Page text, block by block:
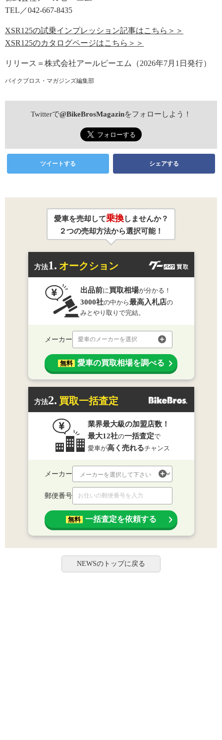
TEL／042-667-8435
XSR125の試乗インプレッション記事はこちら＞＞
XSR125のカタログページはこちら＞＞
リリース＝株式会社アールピーエム（2026年7月1日発行）
バイクブロス・マガジンズ編集部
Twitterで@BikeBrosMagazinをフォローしよう！
ツイートする シェアする
愛車を売却して乗換しませんか？
２つの売却方法から選択可能！
方法1. オークション
出品前に買取相場が分かる！
3000社の中から最高入札店の
みとやり取りで完結。
メーカー 愛車のメーカーを選択
無料 愛車の買取相場を調べる
方法2. 買取一括査定
業界最大級の加盟店数！
最大12社の一括査定で
愛車が高く売れるチャンス
メーカー
郵便番号
無料 一括査定を依頼する
NEWSのトップに戻る